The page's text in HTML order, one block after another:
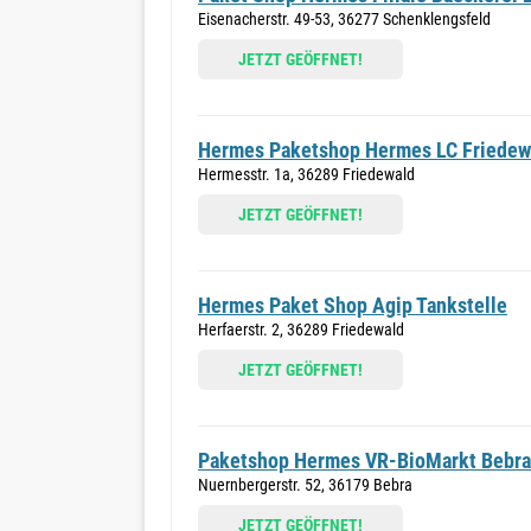
Eisenacherstr. 49-53, 36277 Schenklengsfeld
JETZT GEÖFFNET!
Hermes Paketshop Hermes LC
Hermesstr. 1a, 36289 Friedewald
JETZT GEÖFFNET!
Hermes Paket Shop Agip Tankstelle
Herfaerstr. 2, 36289 Friedewald
JETZT GEÖFFNET!
Paketshop Hermes VR-BioMarkt Bebra
Nuernbergerstr. 52, 36179 Bebra
JETZT GEÖFFNET!